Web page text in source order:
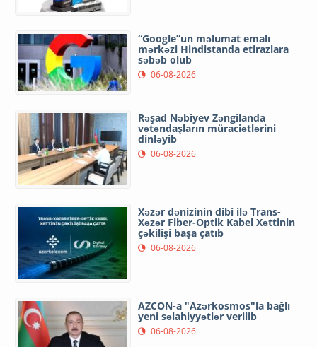
“Google”un məlumat emalı
mərkəzi Hindistanda etirazlara
səbəb olub
06-08-2026
Rəşad Nəbiyev Zəngilanda
vətəndaşların müraciətlərini
dinləyib
06-08-2026
Xəzər dənizinin dibi ilə Trans-
Xəzər Fiber-Optik Kabel Xəttinin
çəkilişi başa çatıb
06-08-2026
AZCON-a "Azərkosmos"la bağlı
yeni səlahiyyətlər verilib
06-08-2026